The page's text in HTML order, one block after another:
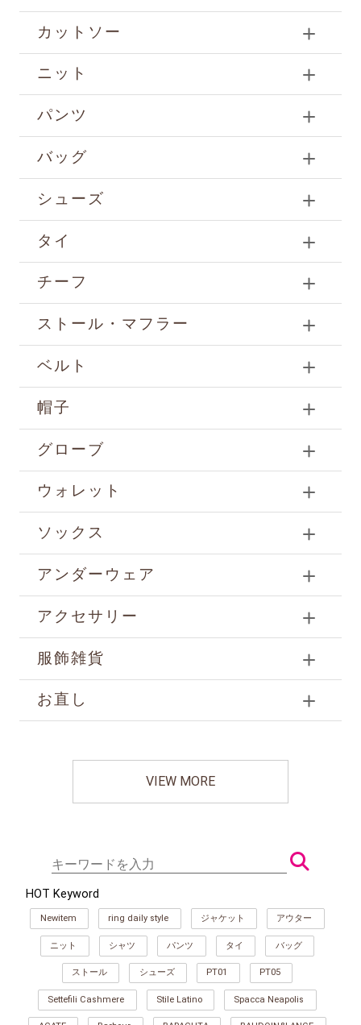
カットソー
ニット
パンツ
バッグ
シューズ
タイ
チーフ
ストール・マフラー
ベルト
帽子
グローブ
ウォレット
ソックス
アンダーウェア
アクセサリー
服飾雑貨
お直し
VIEW MORE
HOT Keyword
Newitem ring daily style ジャケット アウター
ニット シャツ パンツ タイ バッグ
ストール シューズ PT01 PT05
Settefili Cashmere Stile Latino Spacca Neapolis